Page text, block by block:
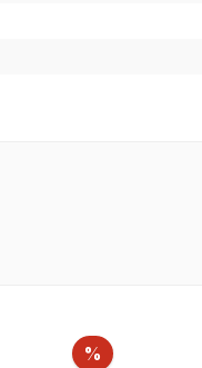
% Rabatt